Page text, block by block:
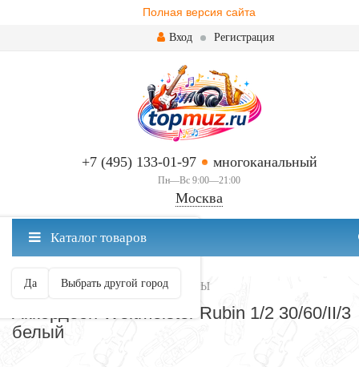
Полная версия сайта
Вход Регистрация
+7 (495) 133-01-97 многоканальный
Пн—Вс 9:00—21:00
Москва
Москва ваш город?
Да Выбрать другой город
Каталог товаров
АККОРДЕОНЫ, ГАРМОНИ, БАЯНЫ
Аккордеон Weltmeister Rubin 1/2 30/60/II/3
белый